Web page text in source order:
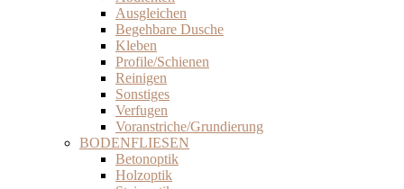
Ausgleichen
Begehbare Dusche
Kleben
Profile/Schienen
Reinigen
Sonstiges
Verfugen
Voranstriche/Grundierung
BODENFLIESEN
Betonoptik
Holzoptik